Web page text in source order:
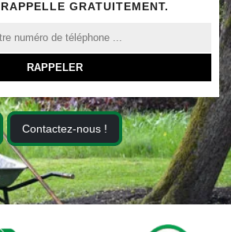
GRATUITEMENT.
Contactez-nous !